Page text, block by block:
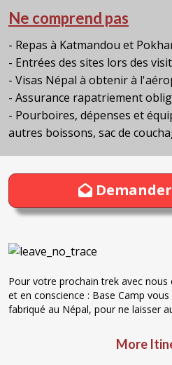
Ne comprend pas
- Repas à Katmandou et
- Entrées des sites lors des
- Visas Népal à obtenir à
- Assurance rapatriement
- Pourboires, dépenses et
autres boissons, sac de
Pour votre prochain trek avec nous
et en conscience : Base Camp
fabriqué au Népal, pour ne laisser
More